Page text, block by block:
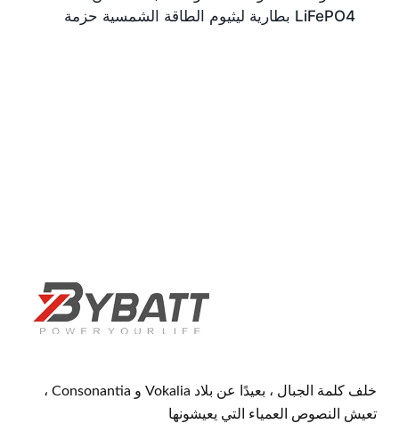
LiFePO4 بطارية ليثيوم الطاقة الشمسية حزمة
خلف كلمة الجبال ، بعيدًا عن بلاد Vokalia و Consonantia ،
تعيش النصوص العمياء التي يعيشونها